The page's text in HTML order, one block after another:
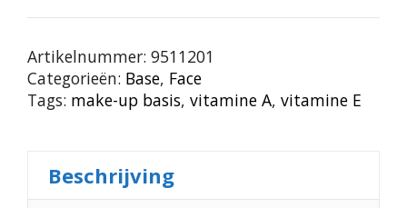
Artikelnummer: 9511201
Categorieën: Base, Face
Tags: make-up basis, vitamine A, vitamine E
Beschrijving